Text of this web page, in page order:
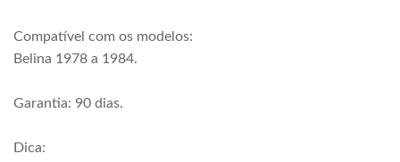
Compatível com os modelos:
Belina 1978 a 1984.
Garantia: 90 dias.
Dica: